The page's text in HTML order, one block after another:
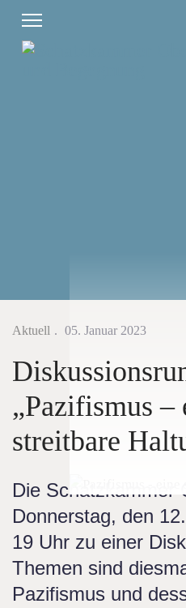
Aktuell 05. Januar 2023
„Pazifismus –
streitbare
Die Schatzkammer
Donnerstag, den
19 Uhr zu einer
Themen sind
Pazifismus und